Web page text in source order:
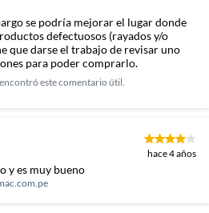
se podría mejorar el lugar donde
defectuosos (rayados y/o
que darse el trabajo de revisar uno
para poder comprarlo.
este comentario útil.
hace 4 años
y es muy bueno